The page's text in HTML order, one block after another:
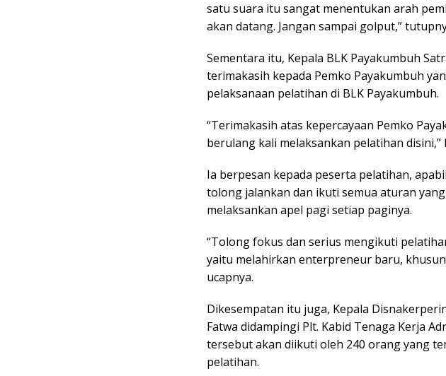
satu suara itu sangat menentukan arah
akan datang. Jangan sampai golput,”
Sementara itu, Kepala BLK Payakumbuh
terimakasih kepada Pemko Payakumbuh
pelaksanaan pelatihan di BLK Payakumbuh.
“Terimakasih atas kepercayaan Pemko
berulang kali melaksankan pelatihan disini,”
Ia berpesan kepada peserta pelatihan,
tolong jalankan dan ikuti semua aturan
melaksankan apel pagi setiap paginya.
“Tolong fokus dan serius mengikuti
yaitu melahirkan enterpreneur baru,
ucapnya.
Dikesempatan itu juga, Kepala
Fatwa didampingi Plt. Kabid Tenaga Kerja
tersebut akan diikuti oleh 240 orang yang
pelatihan.